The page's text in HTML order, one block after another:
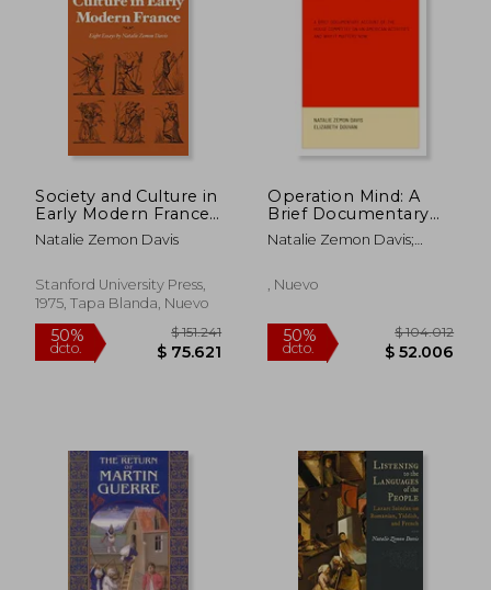
Society and Culture in
Early Modern France:
Eight Essays by
Natalie Zemon Davis
Natalie Zemon Davis
Stanford University Press,
1975, Tapa Blanda, Nuevo
Operation Mind: A
Brief Documentary
Account of the House
Committee on Un-
And why it Matters
Natalie Zemon Davis;
, Nuevo